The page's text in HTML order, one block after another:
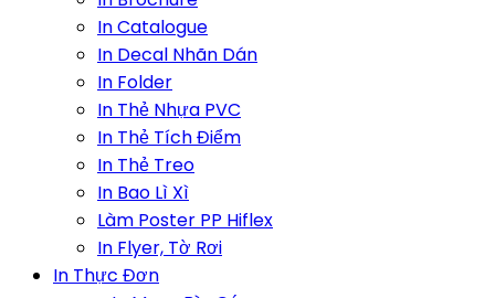
In Catalogue
In Decal Nhãn Dán
In Folder
In Thẻ Nhựa PVC
In Thẻ Tích Điểm
In Thẻ Treo
In Bao Lì Xì
Làm Poster PP Hiflex
In Flyer, Tờ Rơi
In Thực Đơn